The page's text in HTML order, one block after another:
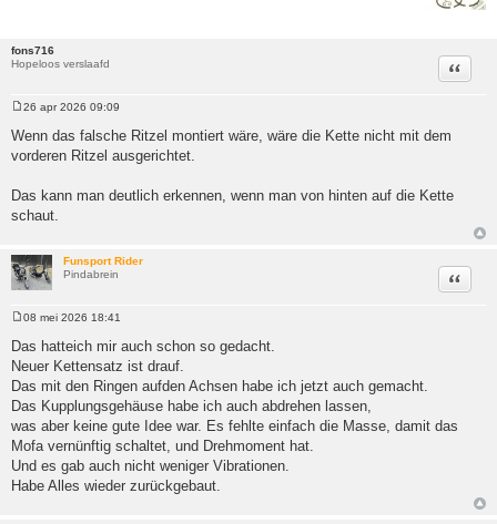
fons716
Hopeloos verslaafd
Citeer
Bericht
26 apr 2026 09:09
Wenn das falsche Ritzel montiert wäre, wäre die Kette nicht mit dem
vorderen Ritzel ausgerichtet.
Das kann man deutlich erkennen, wenn man von hinten auf die Kette
schaut.
Funsport Rider
Pindabrein
Citeer
08 mei 2026 18:41
Das hatteich mir auch schon so gedacht.
Neuer Kettensatz ist drauf.
Das mit den Ringen aufden Achsen habe ich jetzt auch gemacht.
Das Kupplungsgehäuse habe ich auch abdrehen lassen,
was aber keine gute Idee war. Es fehlte einfach die Masse, damit das
Mofa vernünftig schaltet, und Drehmoment hat.
Und es gab auch nicht weniger Vibrationen.
Habe Alles wieder zurückgebaut.